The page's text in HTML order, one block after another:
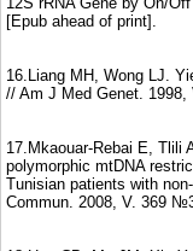
[Epub ahead of print].
16.Liang MH, Wong LJ.
// Am J Med Genet.
17.Mkaouar-Rebai E, Tlili
polymorphic mtDNA
Tunisian patients with
Commun. 2008, V. 369